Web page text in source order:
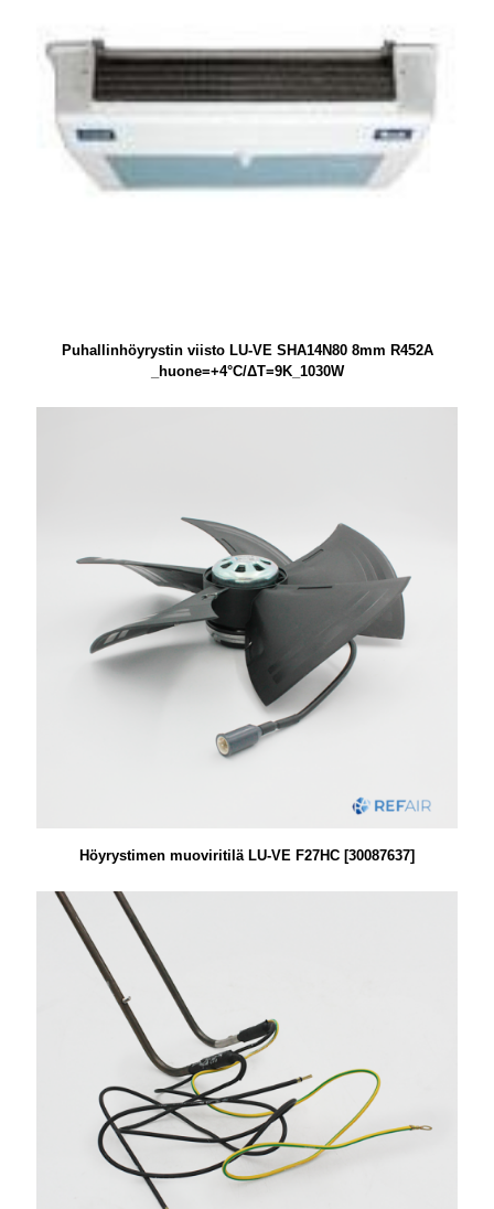
Puhallinhöyrystin viisto LU-VE SHA14N80 8mm R452A
_huone=+4°C/ΔT=9K_1030W
Höyrystimen muoviritilä LU-VE F27HC [30087637]